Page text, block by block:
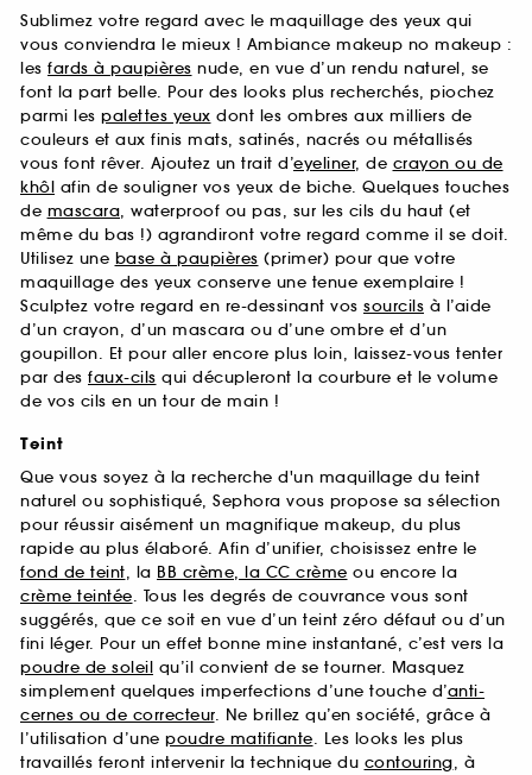
Sublimez votre regard avec le maquillage des yeux qui
vous conviendra le mieux ! Ambiance makeup no makeup :
les fards à paupières nude, en vue d’un rendu naturel, se
font la part belle. Pour des looks plus recherchés, piochez
parmi les palettes yeux dont les ombres aux milliers de
couleurs et aux finis mats, satinés, nacrés ou métallisés
vous font rêver. Ajoutez un trait d’eyeliner, de crayon ou de
khôl afin de souligner vos yeux de biche. Quelques touches
de mascara, waterproof ou pas, sur les cils du haut (et
même du bas !) agrandiront votre regard comme il se doit.
Utilisez une base à paupières (primer) pour que votre
maquillage des yeux conserve une tenue exemplaire !
Sculptez votre regard en re-dessinant vos sourcils à l’aide
d’un crayon, d’un mascara ou d’une ombre et d’un
goupillon. Et pour aller encore plus loin, laissez-vous tenter
par des faux-cils qui décupleront la courbure et le volume
de vos cils en un tour de main !
Teint
Que vous soyez à la recherche d'un maquillage du teint
naturel ou sophistiqué, Sephora vous propose sa sélection
pour réussir aisément un magnifique makeup, du plus
rapide au plus élaboré. Afin d’unifier, choisissez entre le
fond de teint, la BB crème, la CC crème ou encore la
crème teintée. Tous les degrés de couvrance vous sont
suggérés, que ce soit en vue d’un teint zéro défaut ou d’un
fini léger. Pour un effet bonne mine instantané, c’est vers la
poudre de soleil qu’il convient de se tourner. Masquez
simplement quelques imperfections d’une touche d’anti-
cernes ou de correcteur. Ne brillez qu’en société, grâce à
l’utilisation d’une poudre matifiante. Les looks les plus
travaillés feront intervenir la technique du contouring, à